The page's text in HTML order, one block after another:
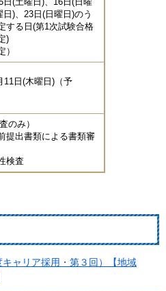
日)、23日(日曜日)のう
する日(第1次試験合格
)
11日(木曜日)（予
のみ）
提出書類による書類審
検査
ャリア採用・第３回）【地域